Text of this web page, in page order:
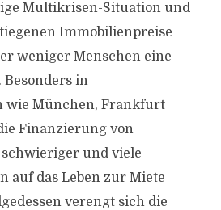
Multikrisen-Situation und
Immobilienpreise
weniger Menschen eine
in
wie München, Frankfurt
Finanzierung von
und viele
auf das Leben zur Miete
verengt sich die